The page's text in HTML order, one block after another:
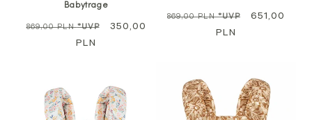
Babytrage
Regulärer
869,00 PLN*UVP Sale
350,00
PLN
Regulärer
869,00 PLN*UVP Sale
651,00
PLN